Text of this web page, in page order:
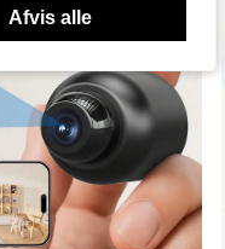
Afvis alle